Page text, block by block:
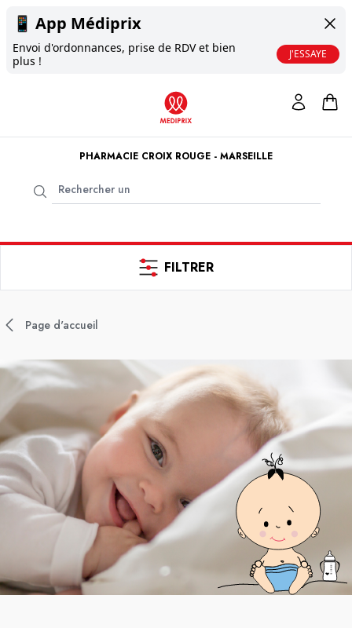
📱 App Médiprix
Envoi d'ordonnances, prise de RDV et bien
plus !
J'ESSAYE
PHARMACIE CROIX ROUGE - MARSEILLE
FILTRER
Page d'accueil